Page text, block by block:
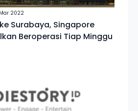
2022
Surabaya, Singapore
Beroperasi Tiap Minggu